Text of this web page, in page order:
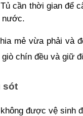
cần thời gian để
nước.
mẻ vừa phải và
chín đều và giữ
sót
được vệ sinh